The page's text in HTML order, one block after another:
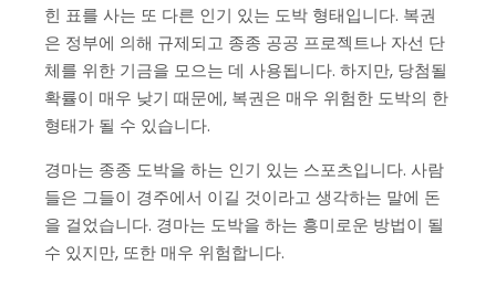
힌 표를 사는 또 다른 인기 있는 도박 형태입니다. 복권
은 정부에 의해 규제되고 종종 공공 프로젝트나 자선 단
체를 위한 기금을 모으는 데 사용됩니다. 하지만, 당첨될
확률이 매우 낮기 때문에, 복권은 매우 위험한 도박의 한
형태가 될 수 있습니다.
경마는 종종 도박을 하는 인기 있는 스포츠입니다. 사람
들은 그들이 경주에서 이길 것이라고 생각하는 말에 돈
을 걸었습니다. 경마는 도박을 하는 흥미로운 방법이 될
수 있지만, 또한 매우 위험합니다.